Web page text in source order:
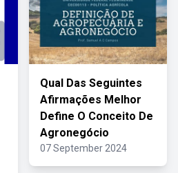
Qual Das Seguintes
Afirmações Melhor
Define O Conceito De
Agronegócio
07 September 2024